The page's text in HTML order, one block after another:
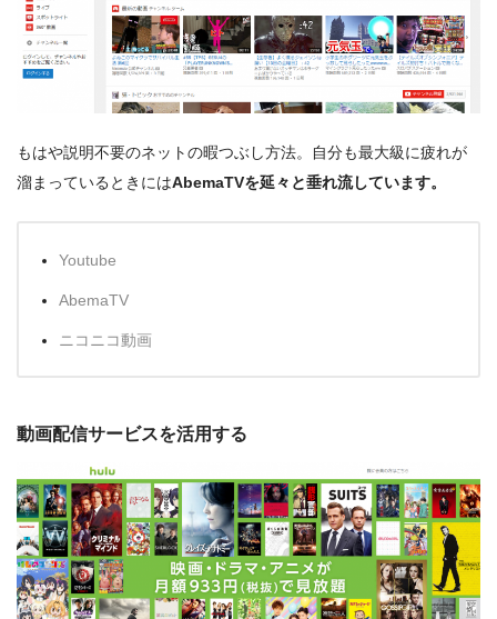
もはや説明不要のネットの暇つぶし方法。自分も最大級に疲れが
溜まっているときにはAbemaTVを延々と垂れ流しています。
Youtube
AbemaTV
ニコニコ動画
動画配信サービスを活用する